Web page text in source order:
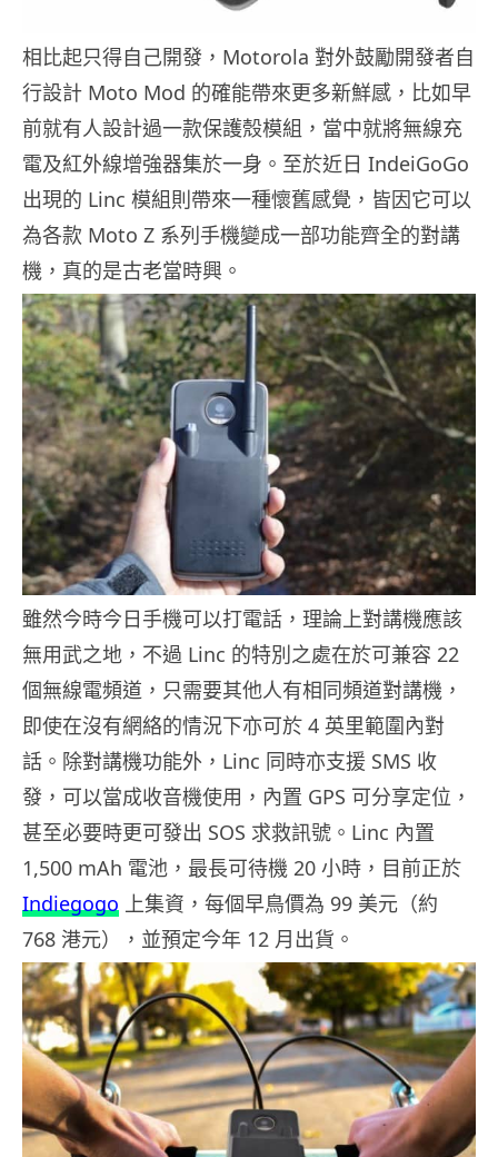
相比起只得自己開發，Motorola 對外鼓勵開發者自
行設計 Moto Mod 的確能帶來更多新鮮感，比如早
前就有人設計過一款保護殼模組，當中就將無線充
電及紅外線增強器集於一身。至於近日 IndeiGoGo
出現的 Linc 模組則帶來一種懷舊感覺，皆因它可以
為各款 Moto Z 系列手機變成一部功能齊全的對講
機，真的是古老當時興。
雖然今時今日手機可以打電話，理論上對講機應該
無用武之地，不過 Linc 的特別之處在於可兼容 22
個無線電頻道，只需要其他人有相同頻道對講機，
即使在沒有網絡的情況下亦可於 4 英里範圍內對
話。除對講機功能外，Linc 同時亦支援 SMS 收
發，可以當成收音機使用，內置 GPS 可分享定位，
甚至必要時更可發出 SOS 求救訊號。Linc 內置
1,500 mAh 電池，最長可待機 20 小時，目前正於
Indiegogo 上集資，每個早鳥價為 99 美元（約
768 港元），並預定今年 12 月出貨。